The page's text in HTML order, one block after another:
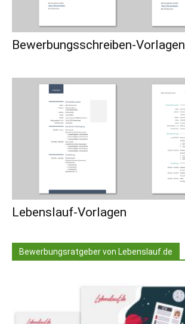
Bewerbungsschreiben-Vorlagen
Lebenslauf-Vorlagen
Bewerbungsratgeber von Lebenslauf.de